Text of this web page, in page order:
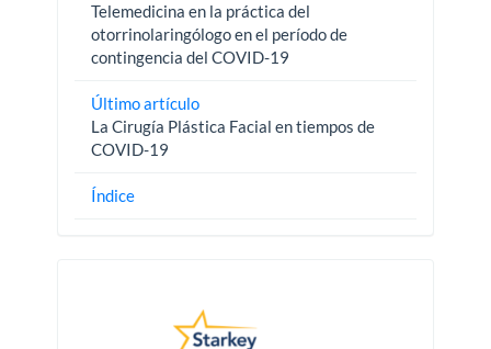
Telemedicina en la práctica del
otorrinolaringólogo en el período de
contingencia del COVID-19
Último artículo
La Cirugía Plástica Facial en tiempos de
COVID-19
Índice